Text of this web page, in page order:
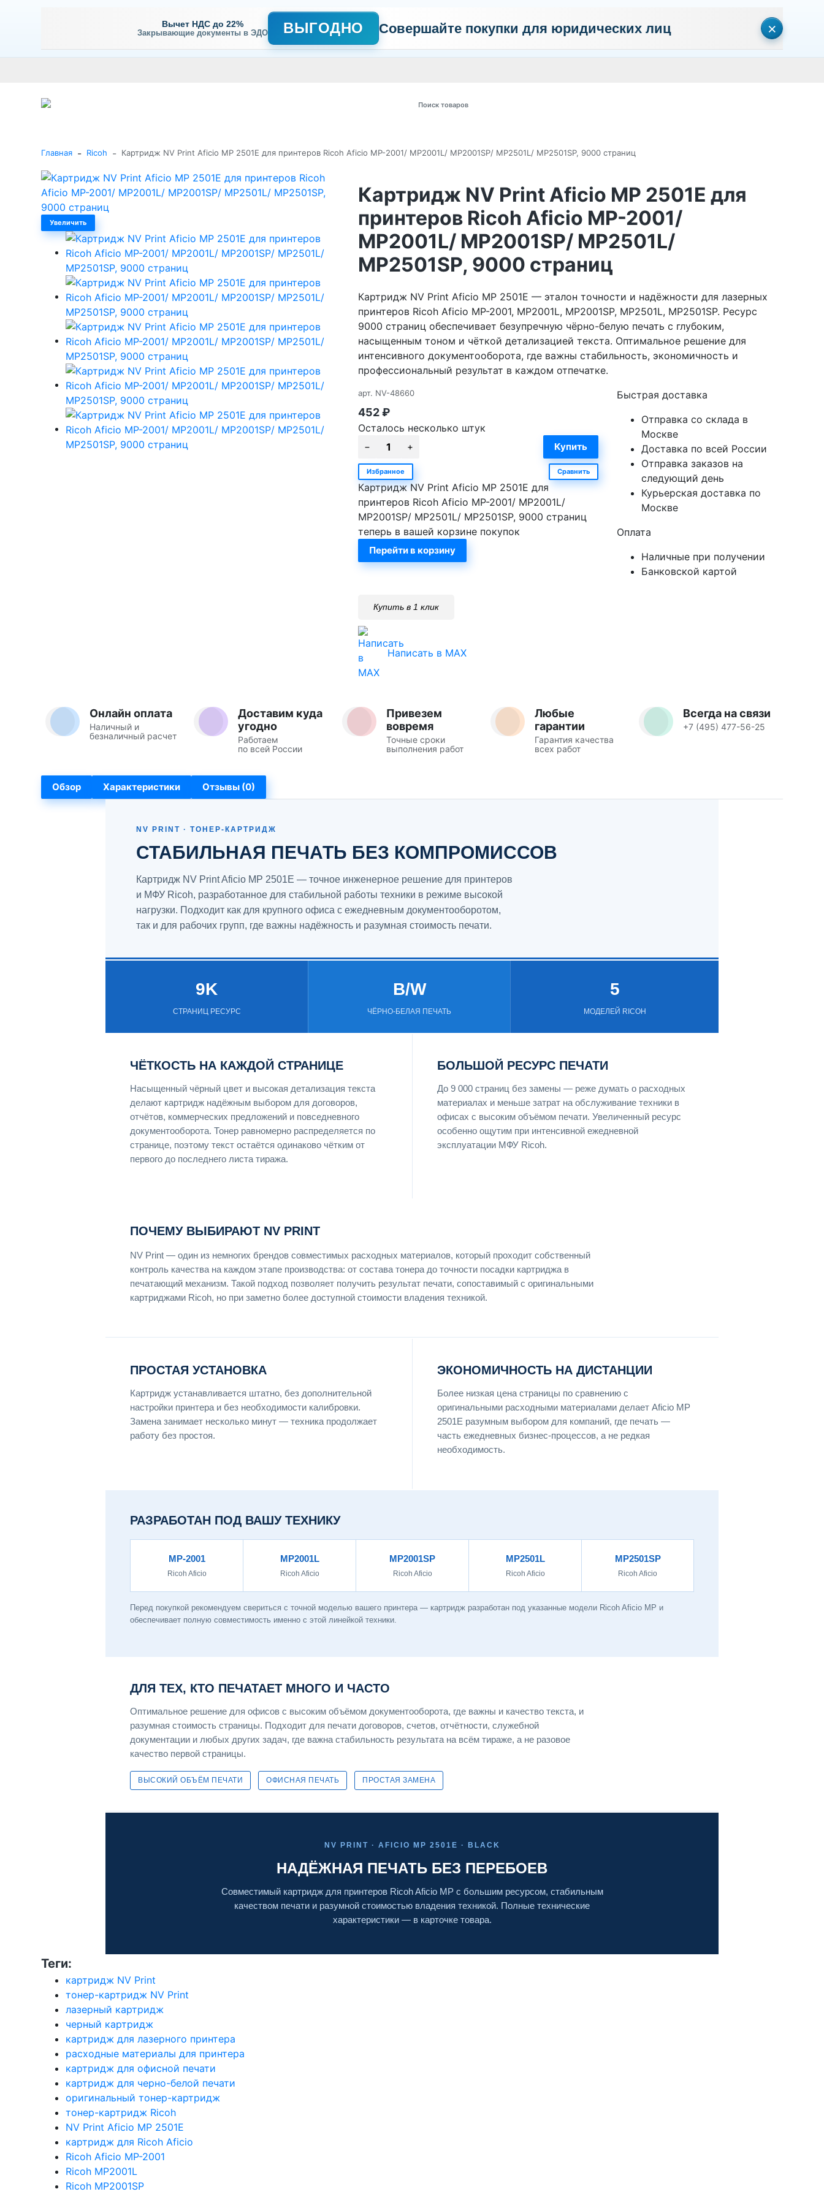
Вычет НДС до 22%
Закрывающие документы в ЭДО ВЫГОДНО Совершайте покупки для юридических лиц ×
Главная - Ricoh - Картридж NV Print Aficio MP 2501E для принтеров Ricoh Aficio MP-2001/ MP2001L/ MP2001SP/ MP2501L/ MP2501SP, 9000 страниц
Увеличить
Картридж NV Print Aficio MP 2501E для
принтеров Ricoh Aficio MP-2001/
MP2001L/ MP2001SP/ MP2501L/
MP2501SP, 9000 страниц
Картридж NV Print Aficio MP 2501E — эталон точности и надёжности для лазерных
принтеров Ricoh Aficio MP-2001, MP2001L, MP2001SP, MP2501L, MP2501SP. Ресурс
9000 страниц обеспечивает безупречную чёрно-белую печать с глубоким,
насыщенным тоном и чёткой детализацией текста. Оптимальное решение для
интенсивного документооборота, где важны стабильность, экономичность и
профессиональный результат в каждом отпечатке.
арт. NV-48660
452₽
Осталось несколько штук
Избранное Сравнить
Картридж NV Print Aficio MP 2501E для
принтеров Ricoh Aficio MP-2001/ MP2001L/
MP2001SP/ MP2501L/ MP2501SP, 9000 страниц
теперь в вашей корзине покупок
Перейти в корзину
Быстрая доставка
Отправка со склада в
Москве
Доставка по всей России
Отправка заказов на
следующий день
Курьерская доставка по
Москве
Оплата
Наличные при получении
Банковской картой
Купить в 1 клик
Написать в MAX
Онлайн оплата
Наличный и
безналичный расчет
Доставим куда
угодно
Работаем
по всей России
Привезем
вовремя
Точные сроки
выполнения работ
Любые
гарантии
Гарантия качества
всех работ
Всегда на связи
+7 (495) 477-56-25
Обзор Характеристики Отзывы (0)
NV PRINT · ТОНЕР-КАРТРИДЖ
СТАБИЛЬНАЯ ПЕЧАТЬ БЕЗ КОМПРОМИССОВ
Картридж NV Print Aficio MP 2501E — точное инженерное решение для принтеров
и МФУ Ricoh, разработанное для стабильной работы техники в режиме высокой
нагрузки. Подходит как для крупного офиса с ежедневным документооборотом,
так и для рабочих групп, где важны надёжность и разумная стоимость печати.
9K
СТРАНИЦ РЕСУРС
B/W
ЧЁРНО-БЕЛАЯ ПЕЧАТЬ
5
МОДЕЛЕЙ RICOH
ЧЁТКОСТЬ НА КАЖДОЙ СТРАНИЦЕ
Насыщенный чёрный цвет и высокая детализация текста
делают картридж надёжным выбором для договоров,
отчётов, коммерческих предложений и повседневного
документооборота. Тонер равномерно распределяется по
странице, поэтому текст остаётся одинаково чётким от
первого до последнего листа тиража.
БОЛЬШОЙ РЕСУРС ПЕЧАТИ
До 9 000 страниц без замены — реже думать о расходных
материалах и меньше затрат на обслуживание техники в
офисах с высоким объёмом печати. Увеличенный ресурс
особенно ощутим при интенсивной ежедневной
эксплуатации МФУ Ricoh.
ПОЧЕМУ ВЫБИРАЮТ NV PRINT
NV Print — один из немногих брендов совместимых расходных материалов, который проходит собственный
контроль качества на каждом этапе производства: от состава тонера до точности посадки картриджа в
печатающий механизм. Такой подход позволяет получить результат печати, сопоставимый с оригинальными
картриджами Ricoh, но при заметно более доступной стоимости владения техникой.
ПРОСТАЯ УСТАНОВКА
Картридж устанавливается штатно, без дополнительной
настройки принтера и без необходимости калибровки.
Замена занимает несколько минут — техника продолжает
работу без простоя.
ЭКОНОМИЧНОСТЬ НА ДИСТАНЦИИ
Более низкая цена страницы по сравнению с
оригинальными расходными материалами делает Aficio MP
2501E разумным выбором для компаний, где печать —
часть ежедневных бизнес-процессов, а не редкая
необходимость.
РАЗРАБОТАН ПОД ВАШУ ТЕХНИКУ
MP-2001
Ricoh Aficio
MP2001L
Ricoh Aficio
MP2001SP
Ricoh Aficio
MP2501L
Ricoh Aficio
MP2501SP
Ricoh Aficio
Перед покупкой рекомендуем свериться с точной моделью вашего принтера — картридж разработан под указанные модели Ricoh Aficio MP и
обеспечивает полную совместимость именно с этой линейкой техники.
ДЛЯ ТЕХ, КТО ПЕЧАТАЕТ МНОГО И ЧАСТО
Оптимальное решение для офисов с высоким объёмом документооборота, где важны и качество текста, и
разумная стоимость страницы. Подходит для печати договоров, счетов, отчётности, служебной
документации и любых других задач, где важна стабильность результата на всём тираже, а не разовое
качество первой страницы.
ВЫСОКИЙ ОБЪЁМ ПЕЧАТИ ОФИСНАЯ ПЕЧАТЬ ПРОСТАЯ ЗАМЕНА
NV PRINT · AFICIO MP 2501E · BLACK
НАДЁЖНАЯ ПЕЧАТЬ БЕЗ ПЕРЕБОЕВ
Совместимый картридж для принтеров Ricoh Aficio MP с большим ресурсом, стабильным
качеством печати и разумной стоимостью владения техникой. Полные технические
характеристики — в карточке товара.
Теги:
картридж NV Print
тонер-картридж NV Print
лазерный картридж
черный картридж
картридж для лазерного принтера
расходные материалы для принтера
картридж для офисной печати
картридж для черно-белой печати
оригинальный тонер-картридж
тонер-картридж Ricoh
NV Print Aficio MP 2501E
картридж для Ricoh Aficio
Ricoh Aficio MP-2001
Ricoh MP2001L
Ricoh MP2001SP